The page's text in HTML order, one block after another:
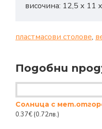
височина: 12,5 х 11
пластмасови столове,
Подобни
Солница с
0.37€ (0.72лв.)